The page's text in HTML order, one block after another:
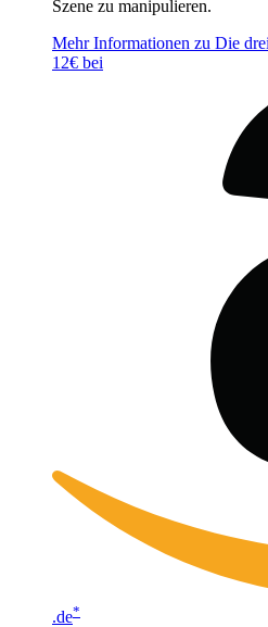
Szene zu manipulieren.
Mehr Informationen zu Die
12€ bei
.de*